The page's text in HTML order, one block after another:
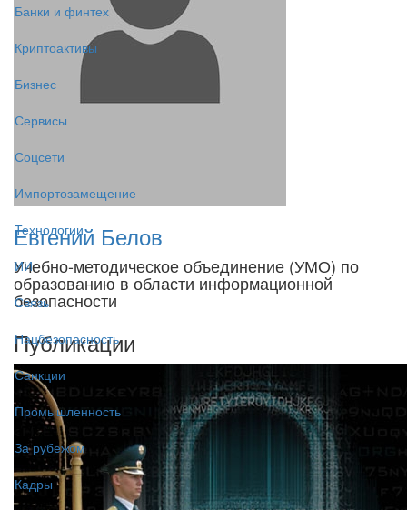
Банки и финтех
Криптоактивы
Бизнес
Сервисы
Соцсети
Импортозамещение
Технологии
ИИ
Связь
Нацбезопасность
Санкции
Промышленность
За рубежом
Кадры
Евгений Белов
Учебно-методическое объединение (УМО) по
образованию в области информационной
безопасности
Публикации